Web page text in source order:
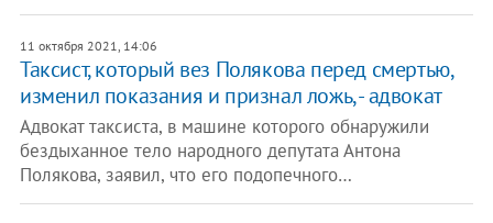
11 октября 2021, 14:06
Таксист, который вез Полякова перед смертью,
изменил показания и признал ложь, - адвокат
Адвокат таксиста, в машине которого обнаружили
бездыханное тело народного депутата Антона
Полякова, заявил, что его подопечного…